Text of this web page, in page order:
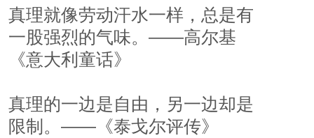
真理就像劳动汗水一样，总是有
一股强烈的气味。——高尔基
《意大利童话》
真理的一边是自由，另一边却是
限制。——《泰戈尔评传》